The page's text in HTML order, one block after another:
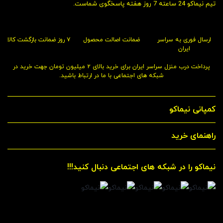
تیم نیماکو 24 ساعته 7 روز هفته پاسخگوی شماست.
ارسال فوری به سراسر
ایران
ضمانت اصالت محصول ۷ روز ضمانت بازگشت کالا
پرداخت درب منزل سراسر ایران برای خرید بالای ۲ میلیون تومان جهت خرید در
شبکه های اجتماعی با ما در ارتباط باشید.
کمپانی نیماکو
راهنمای خرید
نیماکو را در شبکه های اجتماعی دنبال کنید!!!